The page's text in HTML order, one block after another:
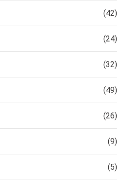
(42)
(24)
(32)
(49)
(26)
(9)
(5)